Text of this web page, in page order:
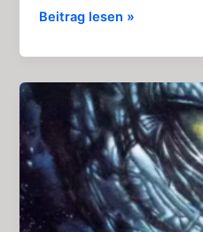
Der
Alligator:
Spannender
Horror
(1980)
Beitrag lesen »